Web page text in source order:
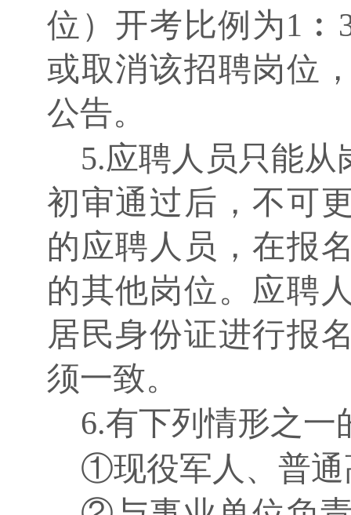
位）开考比例为
或取消该招聘岗位
公告。
5.应聘人员只能
初审通过后，不可
的应聘人员，在报
的其他岗位。应聘
居民身份证进行报
须一致。
6.有下列情形之一
①现役军人、普通